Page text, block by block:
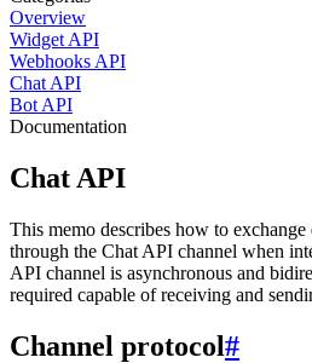
Overview
Widget API
Webhooks API
Chat API
Bot API
Documentation
Chat API
This memo describes how to exchange
through the Chat API channel when
API channel is asynchronous and
required capable of receiving and
Channel protocol#